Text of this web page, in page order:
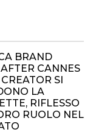
BRAND
CANNES
SI
LA
RIFLESSO
RUOLO NEL